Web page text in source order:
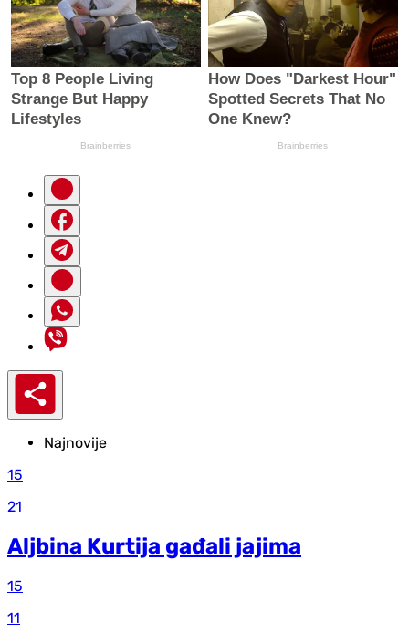
Najnovije
15
21
Aljbina Kurtija gađali jajima
15
11